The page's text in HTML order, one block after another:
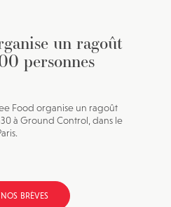
un ragoût
personnes
Food organise un ragoût
à Ground Control, dans le
BRÈVES